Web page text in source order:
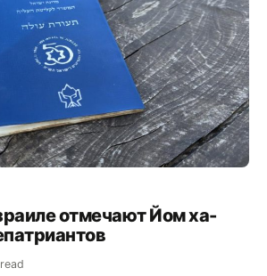
отмечают Йом ха-